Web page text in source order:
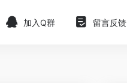
加入Q群 留言反馈